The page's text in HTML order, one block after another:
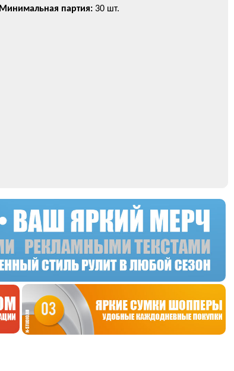
Минимальная партия: 30 шт.